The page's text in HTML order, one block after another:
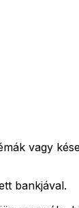
vagy
bankjával.